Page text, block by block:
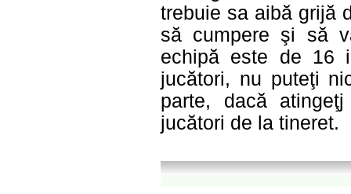
trebuie sa aibă grijă
să cumpere şi să
echipă este de 16
jucători, nu puteţi
parte, dacă
jucători de la tineret.